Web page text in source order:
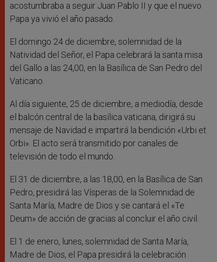
acostumbraba a seguir Juan Pablo II y que el nuevo
Papa ya vivió el año pasado.
El domingo 24 de diciembre, solemnidad de la
Natividad del Señor, el Papa celebrará la santa misa
del Gallo a las 24,00, en la Basílica de San Pedro del
Vaticano.
Al día siguiente, 25 de diciembre, a mediodía, desde
el balcón central de la basílica vaticana, dirigirá su
mensaje de Navidad e impartirá la bendición «Urbi et
Orbi». El acto será transmitido por canales de
televisión de todo el mundo.
El 31 de diciembre, a las 18,00, en la Basílica de San
Pedro, presidirá las Vísperas de la Solemnidad de
Santa María, Madre de Dios y se cantará el «Te
Deum» de acción de gracias al concluir el año civil.
El 1 de enero, lunes, solemnidad de Santa María,
Madre de Dios, el Papa presidirá la celebración